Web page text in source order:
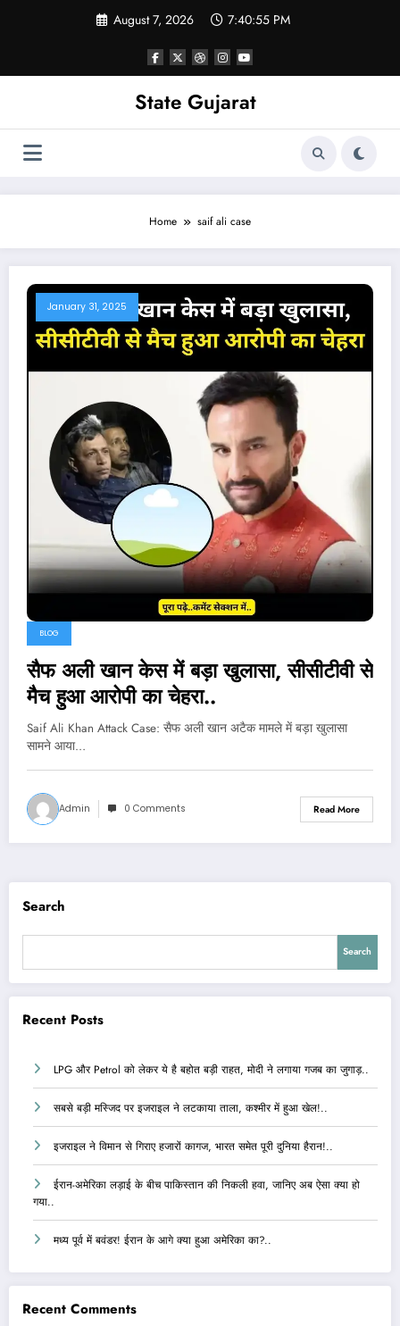
August 7, 2026 7:40:56 PM
State Gujarat
Home saif ali case
January 31, 2025
BLOG
सैफ अली खान केस में बड़ा खुलासा, सीसीटीवी से
मैच हुआ आरोपी का चेहरा..
Saif Ali Khan Attack Case: सैफ अली खान अटैक मामले में बड़ा खुलासा
सामने आया…
Admin 0 Comments Read More
Search
Search
Recent Posts
LPG और Petrol को लेकर ये है बहोत बड़ी राहत, मोदी ने लगाया गजब का जुगाड़..
सबसे बड़ी मस्जिद पर इजराइल ने लटकाया ताला, कश्मीर में हुआ खेल!..
इजराइल ने विमान से गिराए हजारों कागज, भारत समेत पूरी दुनिया हैरान!..
ईरान-अमेरिका लड़ाई के बीच पाकिस्तान की निकली हवा, जानिए अब ऐसा क्या हो
गया..
मध्य पूर्व में बवंडर! ईरान के आगे क्या हुआ अमेरिका का?..
Recent Comments